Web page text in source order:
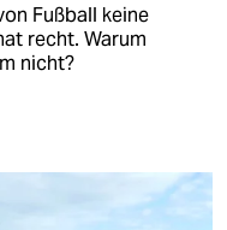
Fußball keine
recht. Warum
nicht?